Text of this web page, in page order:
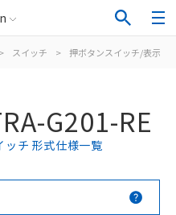
> スイッチ > 押ボタンスイッチ/表示灯
G201-RE
ッチ 形式仕様一覧